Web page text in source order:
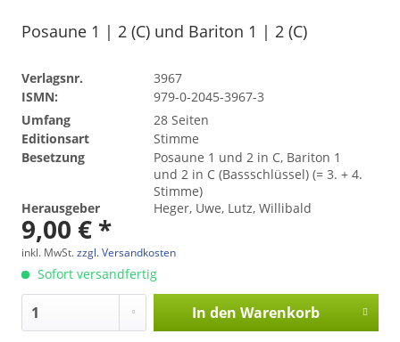
Posaune 1 | 2 (C) und Bariton 1 | 2 (C)
Verlagsnr.
3967
ISMN:
979-0-2045-3967-3
Umfang
28 Seiten
Editionsart
Stimme
Besetzung
Posaune 1 und 2 in C, Bariton 1
und 2 in C (Bassschlüssel) (= 3. + 4.
Stimme)
Herausgeber
Heger, Uwe, Lutz, Willibald
9,00 € *
inkl. MwSt.zzgl. Versandkosten
Sofort versandfertig
In den Warenkorb